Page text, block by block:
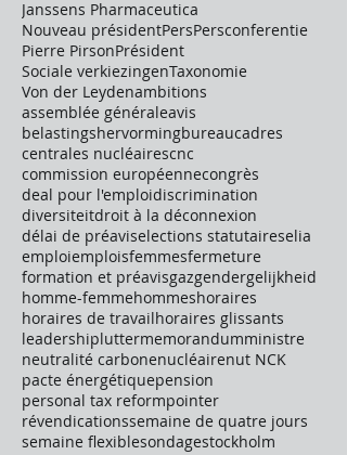
Janssens Pharmaceutica
Nouveau présidentPersPersconferentie
Pierre PirsonPrésident
Sociale verkiezingenTaxonomie
Von der Leydenambitions
assemblée généraleavis
belastingshervormingbureaucadres
centrales nucléairescnc
commission européennecongrès
deal pour l'emploidiscrimination
diversiteitdroit à la déconnexion
délai de préaviselections statutaireselia
emploiemploisfemmesfermeture
formation et préavisgazgendergelijkheid
homme-femmehommeshoraires
horaires de travailhoraires glissants
leadershipluttermemorandumministre
neutralité carbonenucléairenut NCK
pacte énergétiquepension
personal tax reformpointer
révendicationssemaine de quatre jours
semaine flexiblesondagestockholm